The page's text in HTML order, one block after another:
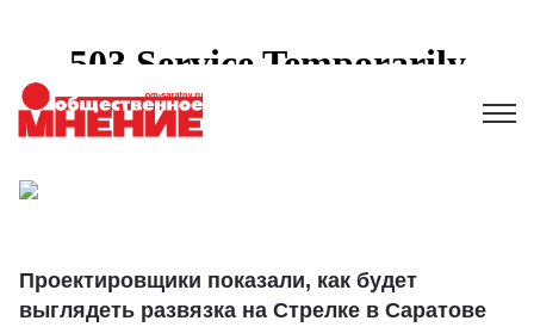
Проектировщики показали, как будет
выглядеть развязка на Стрелке в Саратове